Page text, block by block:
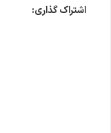
اشتراک گذاری: